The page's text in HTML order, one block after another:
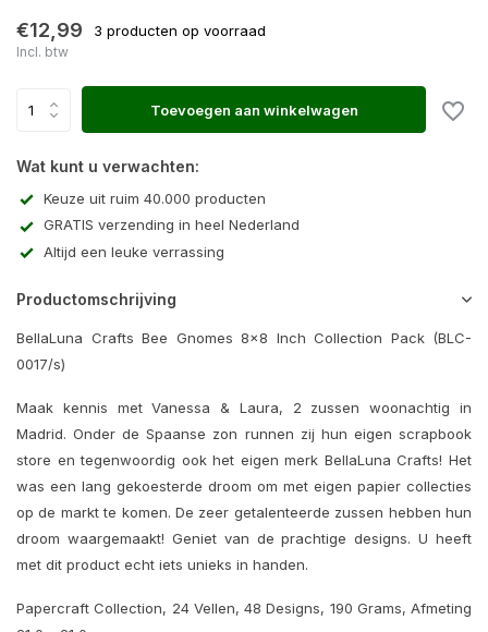
€12,99 3 producten op voorraad
Incl. btw
Toevoegen aan winkelwagen
Wat kunt u verwachten:
Keuze uit ruim 40.000 producten
GRATIS verzending in heel Nederland
Altijd een leuke verrassing
Productomschrijving
BellaLuna Crafts Bee Gnomes 8x8 Inch Collection Pack (BLC-
0017/s)
Maak kennis met Vanessa & Laura, 2 zussen woonachtig in
Madrid. Onder de Spaanse zon runnen zij hun eigen scrapbook
store en tegenwoordig ook het eigen merk BellaLuna Crafts! Het
was een lang gekoesterde droom om met eigen papier collecties
op de markt te komen. De zeer getalenteerde zussen hebben hun
droom waargemaakt! Geniet van de prachtige designs. U heeft
met dit product echt iets unieks in handen.
Papercraft Collection, 24 Vellen, 48 Designs, 190 Grams, Afmeting